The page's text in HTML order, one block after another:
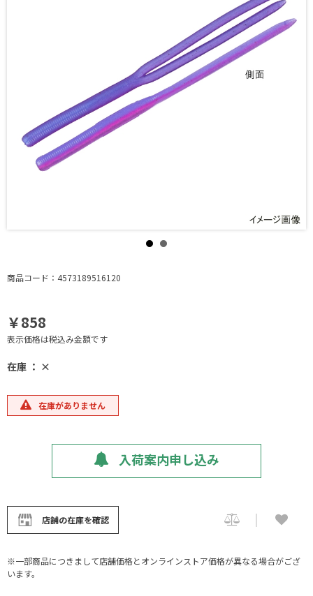
商品コード：4573189516120
￥858
表示価格は税込み金額です
在庫 ： ×
在庫がありません
入荷案内申し込み
店舗の在庫を確認
※一部商品につきまして店舗価格とオンラインストア価格が異なる場合がござ
います。